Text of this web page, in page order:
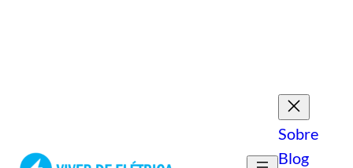
Sobre
Blog